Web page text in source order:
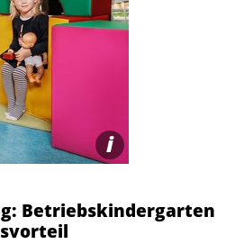
i
Betriebs­kindergarten